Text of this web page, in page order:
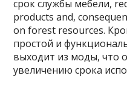
срок службы мебели,
products and,
on forest resources.
простой и
выходит из моды, что
увеличению срока